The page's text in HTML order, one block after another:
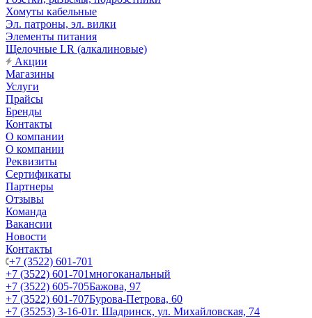
Хомуты кабельные
Эл. патроны, эл. вилки
Элементы питания
Щелочные LR (алкалиновые)
Акции
Магазины
Услуги
Прайсы
Бренды
Контакты
О компании
О компании
Реквизиты
Сертификаты
Партнеры
Отзывы
Команда
Вакансии
Новости
Контакты
+7 (3522) 601-701
+7 (3522) 601-701многоканальный
+7 (3522) 605-705Бажова, 97
+7 (3522) 601-707Бурова-Петрова, 60
+7 (35253) 3-16-01г. Шадринск, ул. Михайловская, 74